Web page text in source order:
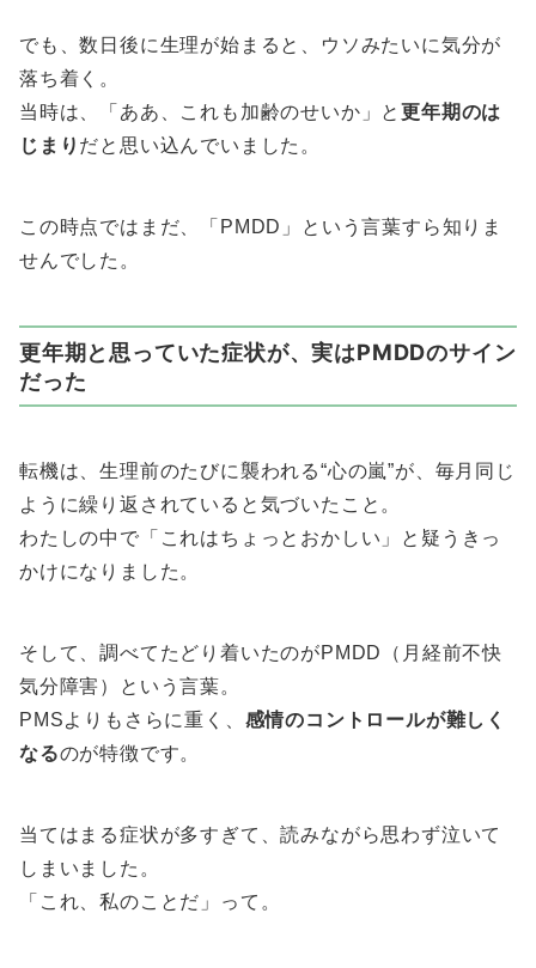
でも、数日後に生理が始まると、ウソみたいに気分が
落ち着く。
当時は、「ああ、これも加齢のせいか」と更年期のは
じまり だと思い込んでいました。
この時点ではまだ、「PMDD」という言葉すら知りま
せんでした。
更年期と思っていた症状が、実はPMDDのサイン
だった
転機は、生理前のたびに襲われる“心の嵐”が、毎月同じ
ように繰り返されていると気づいたこと。
わたしの中で「これはちょっとおかしい」と疑うきっ
かけになりました。
そして、調べてたどり着いたのがPMDD（月経前不快
気分障害）という言葉。
PMSよりもさらに重く、 感情のコントロールが難しく
なるのが特徴です。
当てはまる症状が多すぎて、読みながら思わず泣いて
しまいました。
「これ、私のことだ」って。